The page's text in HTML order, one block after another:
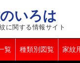
いろは
に関する情報サイト
覧 種類別図覧 家紋